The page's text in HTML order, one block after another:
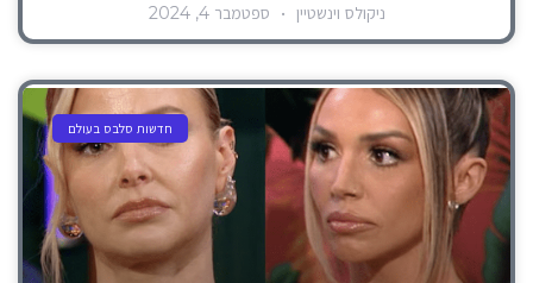
ניקולס וינשטיין ספטמבר 4, 2024
חדשות סלבס בעולם